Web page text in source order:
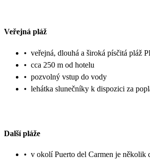
Veřejná pláž
• veřejná, dlouhá a široká písčitá pláž
• cca 250 m od hotelu
• pozvolný vstup do vody
• lehátka slunečníky k dispozici za
Další pláže
• v okolí Puerto del Carmen je několik